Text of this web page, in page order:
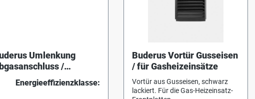
Umlenkung
/
Energieeffizienzklasse:
Buderus Vortür Gusseisen
/ für Gasheizeinsätze
Vortür aus Gusseisen, schwarz
lackiert. Für die Gas-Heizeinsatz-